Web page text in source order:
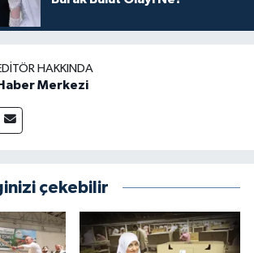
HAKKINDA
Merkezi
çekebilir